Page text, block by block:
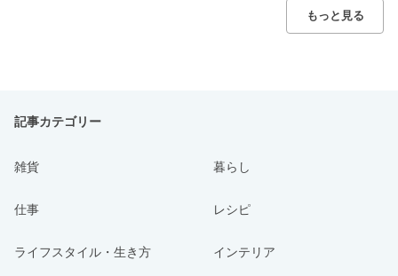
もっと見る
記事カテゴリー
雑貨 暮らし
仕事 レシピ
ライフスタイル・生き方 インテリア